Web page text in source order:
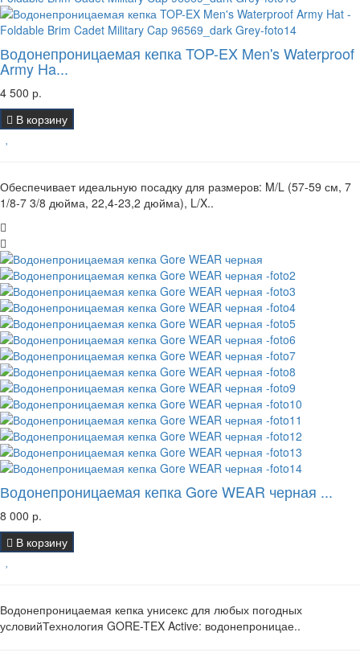
Водонепроницаемая кепка TOP-EX Men's Waterproof
Army Ha...
4 500 р.
В корзину
Обеспечивает идеальную посадку для размеров: M/L (57-59 см, 7
1/8-7 3/8 дюйма, 22,4-23,2 дюйма), L/X..
Водонепроницаемая кепка Gore WEAR черная ...
8 000 р.
В корзину
Водонепроницаемая кепка унисекс для любых погодных
условийТехнология GORE-TEX Active: водонепроницае..